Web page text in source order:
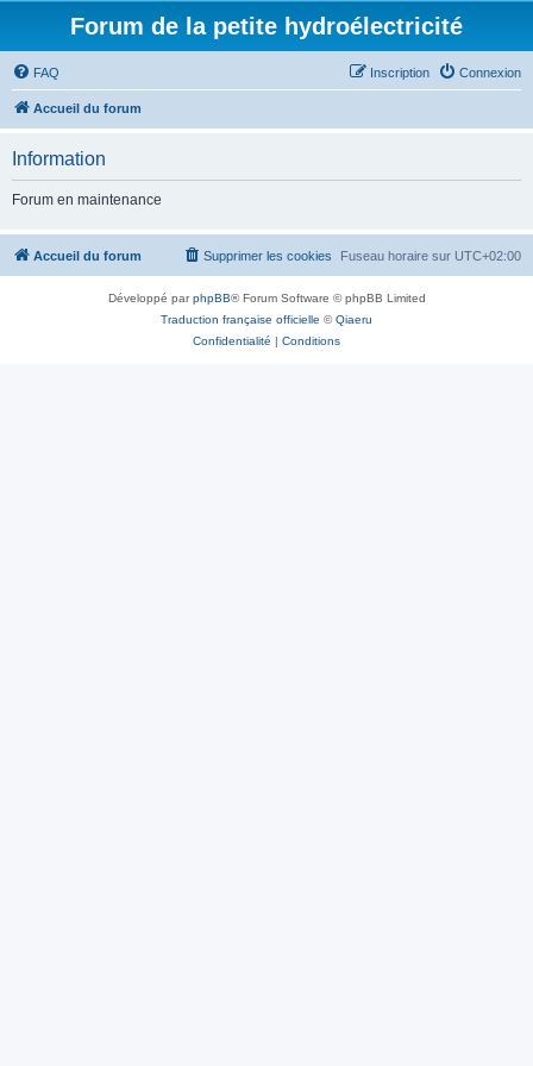
Forum de la petite hydroélectricité
FAQ Connexion
Inscription
Accueil du forum
Information
Forum en maintenance
Accueil du forum Fuseau horaire sur UTC+02:00
Supprimer les cookies
Développé parphpBB® Forum Software © phpBB Limited
Traduction française officielle ©Qiaeru
Confidentialité | Conditions